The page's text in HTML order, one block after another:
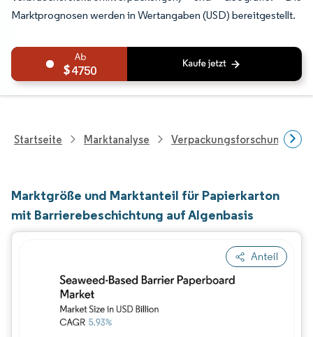
Marktprognosen werden in Wertangaben (USD) bereitgestellt.
4750
Startseite Marktanalyse Verpackungsforschung
Marktgröße und Marktanteil für Papierkarton
mit Barrierebeschichtung auf Algenbasis
Anteil